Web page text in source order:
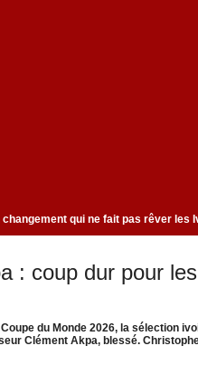
Renard : un changement qui
: coup dur pour
du Monde 2026, la sélection
Clément Akpa, blessé.